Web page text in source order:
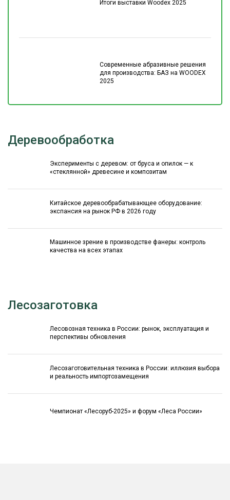
Итоги выставки Woodex 2025
Современные абразивные решения
для производства: БАЗ на WOODEX
2025
Деревообработка
Эксперименты с деревом: от бруса и опилок — к
«стеклянной» древесине и композитам
Китайское деревообрабатывающее оборудование:
экспансия на рынок РФ в 2026 году
Машинное зрение в производстве фанеры: контроль
качества на всех этапах
Лесозаготовка
Лесовозная техника в России: рынок, эксплуатация и
перспективы обновления
Лесозаготовительная техника в России: иллюзия выбора
и реальность импортозамещения
Чемпионат «Лесоруб-2025» и форум «Леса России»